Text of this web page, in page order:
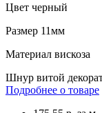
Цвет черный
Размер 11мм
Материал вискоза
Шнур витой
Подробнее о товаре